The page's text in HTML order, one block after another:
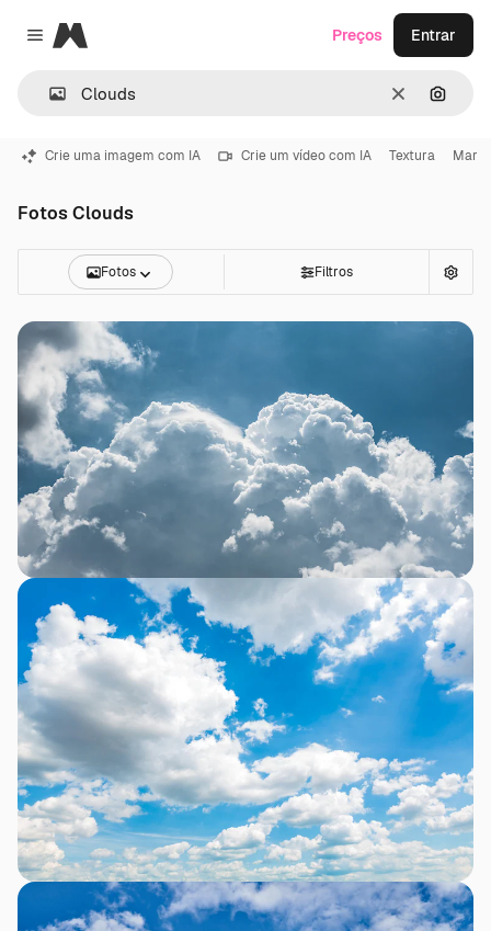
Close menu
Magnific
Limpar
Preços Entrar
Crie uma imagem com IA Crie um vídeo com IA Textura Mar
Fotos Clouds
Fotos Filtros